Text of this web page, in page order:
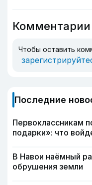
Комментарии
Чтобы оставить
Последние
Первоклассникам
подарки»: что
В Навои наёмный
обрушения земли